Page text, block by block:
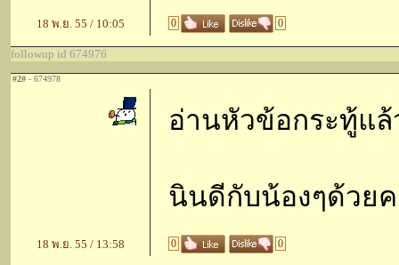
18 พ.ย. 55 / 10:05 0 0
followup id 674976
#2# - 674978
อ่านหัวข้อกระทู้แล้
นินดีกับน้องๆด้วย
18 พ.ย. 55 / 13:58 0 0